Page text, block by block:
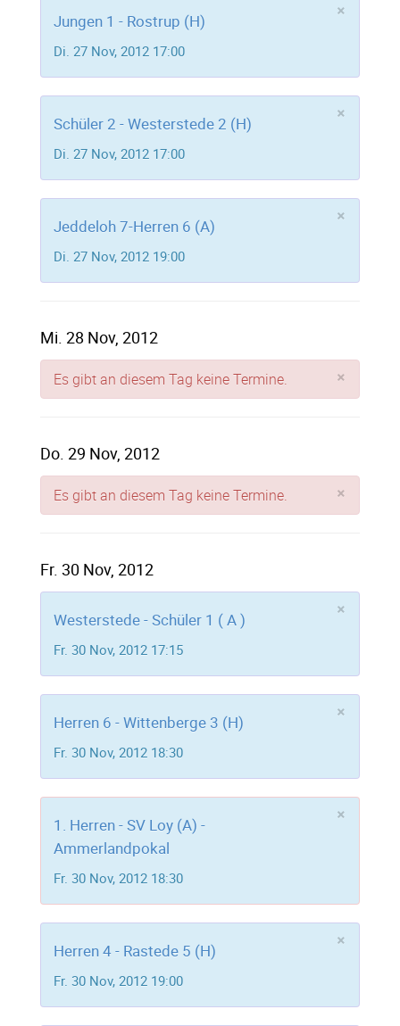
×
Jungen 1 - Rostrup (H)
Di. 27 Nov, 2012 17:00
×
Schüler 2 - Westerstede 2 (H)
Di. 27 Nov, 2012 17:00
×
Jeddeloh 7-Herren 6 (A)
Di. 27 Nov, 2012 19:00
Mi. 28 Nov, 2012
×
Es gibt an diesem Tag keine Termine.
Do. 29 Nov, 2012
×
Es gibt an diesem Tag keine Termine.
Fr. 30 Nov, 2012
×
Westerstede - Schüler 1 ( A )
Fr. 30 Nov, 2012 17:15
×
Herren 6 - Wittenberge 3 (H)
Fr. 30 Nov, 2012 18:30
×
1. Herren - SV Loy (A) -
Ammerlandpokal
Fr. 30 Nov, 2012 18:30
×
Herren 4 - Rastede 5 (H)
Fr. 30 Nov, 2012 19:00